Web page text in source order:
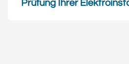
Prüfung Ihrer